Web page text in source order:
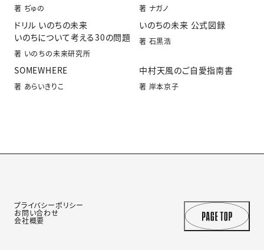
著 ぢゅの 著 ナガノ
ドリル いのちの未来
いのちについて考える30の問題
著 いのちの未来研究所
いのちの未来 公式図録
著 石黒浩
SOMEWHERE
著 あらいきりこ
中村天風のご自愛指南書
著 岸本京子
プライバシーポリシー
お問い合わせ
会社概要